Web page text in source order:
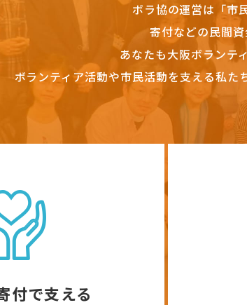
ボラ協の運営は「市
寄付などの民間
あなたも大阪ボランテ
ボランティア活動や市民活動を支える私た
付で支える